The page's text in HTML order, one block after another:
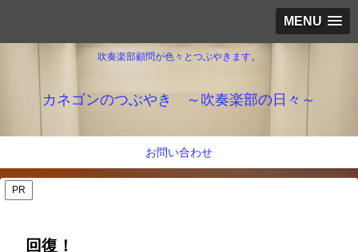
MENU
吹奏楽部顧問が色々とつぶやきます。
カネゴンのつぶやき ～吹奏楽部の日々～
お問い合わせ
PR
回復！